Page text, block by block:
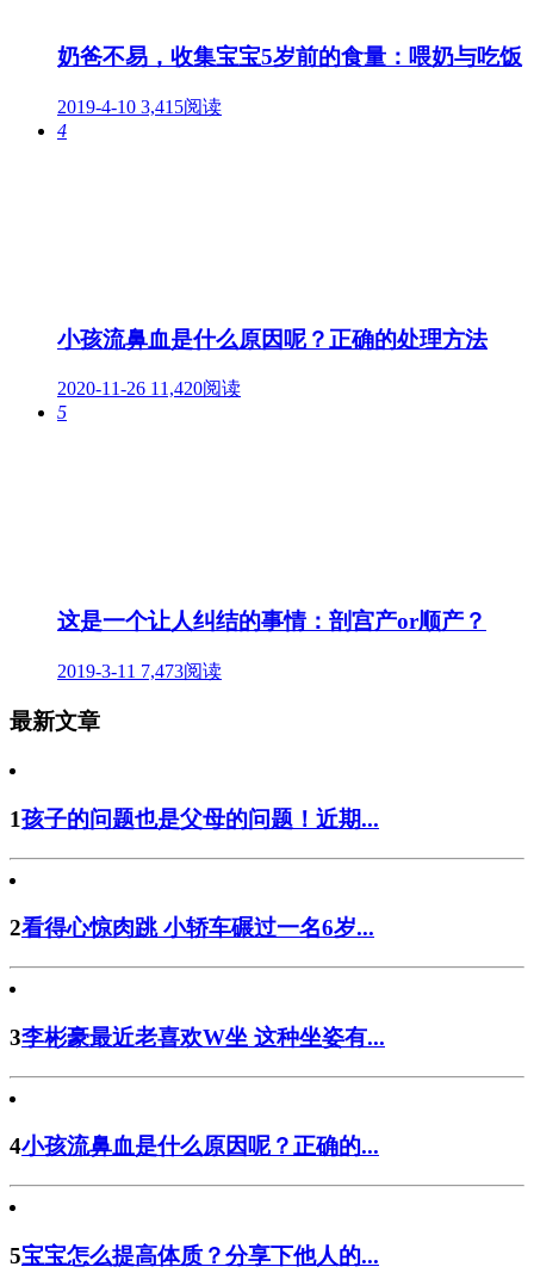
奶爸不易，收集宝宝5岁前的食量：喂奶与吃饭
2019-4-10 3,415阅读
4
小孩流鼻血是什么原因呢？正确的处理方法
2020-11-26 11,420阅读
5
这是一个让人纠结的事情：剖宫产or顺产？
2019-3-11 7,473阅读
最新文章
1孩子的问题也是父母的问题！近期...
2看得心惊肉跳 小轿车碾过一名6岁...
3李彬豪最近老喜欢W坐 这种坐姿有...
4小孩流鼻血是什么原因呢？正确的...
5宝宝怎么提高体质？分享下他人的...